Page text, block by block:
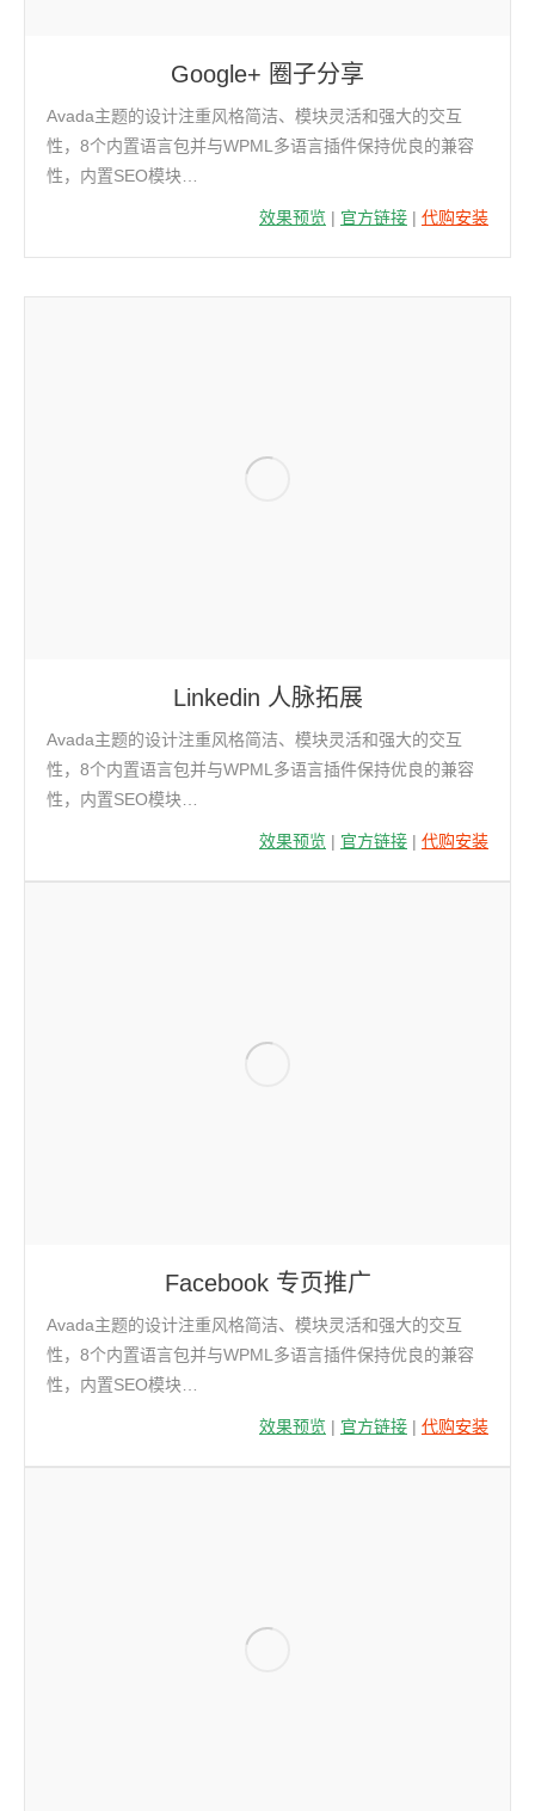
Google+ 圈子分享
Avada主题的设计注重风格简洁、模块灵活和强大的交互
性，8个内置语言包并与WPML多语言插件保持优良的兼容
性，内置SEO模块…
效果预览 | 官方链接 | 代购安装
Linkedin 人脉拓展
Avada主题的设计注重风格简洁、模块灵活和强大的交互
性，8个内置语言包并与WPML多语言插件保持优良的兼容
性，内置SEO模块…
效果预览 | 官方链接 | 代购安装
Facebook 专页推广
Avada主题的设计注重风格简洁、模块灵活和强大的交互
性，8个内置语言包并与WPML多语言插件保持优良的兼容
性，内置SEO模块…
效果预览 | 官方链接 | 代购安装